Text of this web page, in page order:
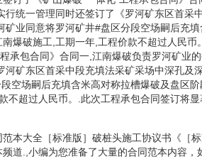
统一管理同时还签订了《罗河矿东区首采
业同意将罗河矿井#盘区分段空场嗣后充
爆破施工,工期一年,工程价款不超过人民币
承包合同》合同一,江南爆破负责罗河矿业
矿东区首采中段充填法采矿采场中深孔及
空场嗣后充填含米高对称拉槽爆破及盘区
超过人民币。.此次工程承包合同签订将显
本大全［标准版］破桩头施工协议书《［
道.,小编为您准备了大量的合同范本内容，